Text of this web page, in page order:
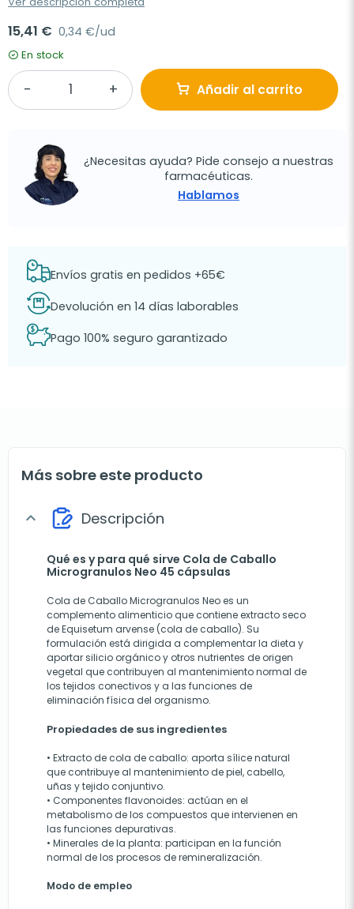
15,41 € 0,34 €/ud
En stock
Añadir al carrito
¿Necesitas ayuda? Pide consejo a nuestras
farmacéuticas.
Hablamos
Envíos gratis en pedidos +65€
Devolución en 14 días laborables
Pago 100% seguro garantizado
Más sobre este producto
expand_more Descripción
Qué es y para qué sirve Cola de Caballo
Microgranulos Neo 45 cápsulas
Cola de Caballo Microgranulos Neo es un
complemento alimenticio que contiene extracto seco
de Equisetum arvense (cola de caballo). Su
formulación está dirigida a complementar la dieta y
aportar silicio orgánico y otros nutrientes de origen
vegetal que contribuyen al mantenimiento normal de
los tejidos conectivos y a las funciones de
eliminación física del organismo.
Propiedades de sus ingredientes
• Extracto de cola de caballo: aporta sílice natural
que contribuye al mantenimiento de piel, cabello,
uñas y tejido conjuntivo.
• Componentes flavonoides: actúan en el
metabolismo de los compuestos que intervienen en
las funciones depurativas.
• Minerales de la planta: participan en la función
normal de los procesos de remineralización.
Modo de empleo